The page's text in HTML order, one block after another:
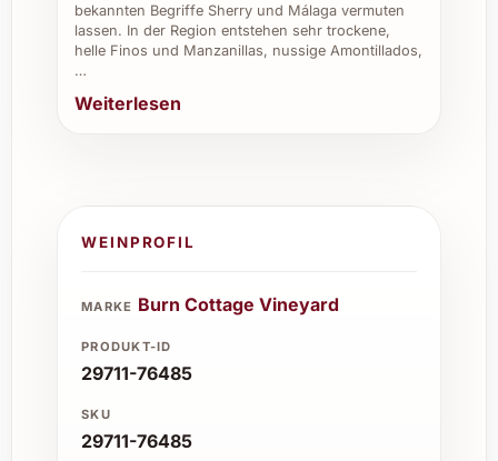
bekannten Begriffe Sherry und Málaga vermuten
lassen. In der Region entstehen sehr trockene,
helle Finos und Manzanillas, nussige Amontillados,
…
Weiterlesen
WEINPROFIL
MARKE Burn Cottage Vineyard
PRODUKT-ID
29711-76485
SKU
29711-76485